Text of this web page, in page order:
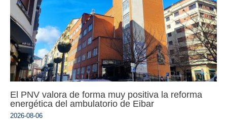
El PNV valora de forma muy positiva la reforma
energética del ambulatorio de Eibar
2026-08-06